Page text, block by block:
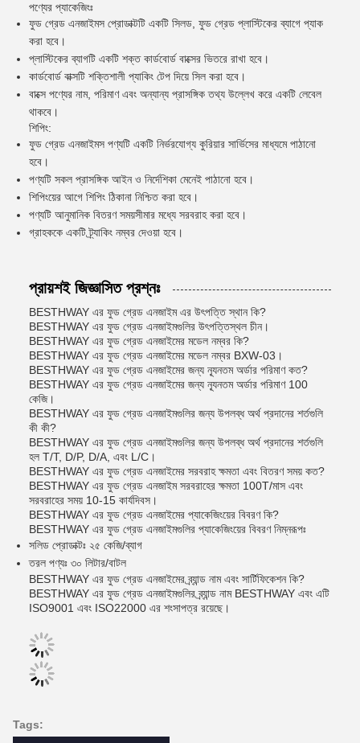
পণ্যের প্যাকেজিংঃ
ফুড গ্রেড এনজাইমস প্রোডাক্টটি একটি সিলড, ফুড গ্রেড প্লাস্টিকের ব্যাগে প্যাক
করা হবে।
প্লাস্টিকের ব্যাগটি একটি শক্ত কার্ডবোর্ড বাক্সের ভিতরে রাখা হবে।
কার্ডবোর্ড বাক্সটি শক্তিশালী প্যাকিং টেপ দিয়ে সিল করা হবে।
বাক্সে পণ্যের নাম, পরিমাণ এবং অন্যান্য প্রাসঙ্গিক তথ্য উল্লেখ করে একটি লেবেল
থাকবে।
শিপিং:
ফুড গ্রেড এনজাইমস পণ্যটি একটি নির্ভরযোগ্য কুরিয়ার সার্ভিসের মাধ্যমে পাঠানো
হবে।
পণ্যটি সকল প্রাসঙ্গিক আইন ও নির্দেশিকা মেনেই পাঠানো হবে।
শিপিংয়ের আগে শিপিং ঠিকানা নিশ্চিত করা হবে।
পণ্যটি আনুমানিক বিতরণ সময়সীমার মধ্যে সরবরাহ করা হবে।
গ্রাহককে একটি ট্র্যাকিং নম্বর দেওয়া হবে।
প্রায়শই জিজ্ঞাসিত প্রশ্নঃ
BESTHWAY এর ফুড গ্রেড এনজাইম এর উৎপত্তি স্থান কি?
BESTHWAY এর ফুড গ্রেড এনজাইমগুলির উৎপত্তিস্থল চীন।
BESTHWAY এর ফুড গ্রেড এনজাইমের মডেল নম্বর কি?
BESTHWAY এর ফুড গ্রেড এনজাইমের মডেল নম্বর BXW-03।
BESTHWAY এর ফুড গ্রেড এনজাইমের জন্য ন্যূনতম অর্ডার পরিমাণ কত?
BESTHWAY এর ফুড গ্রেড এনজাইমের জন্য ন্যূনতম অর্ডার পরিমাণ 100
কেজি।
BESTHWAY এর ফুড গ্রেড এনজাইমগুলির জন্য উপলব্ধ অর্থ প্রদানের শর্তগুলি
কী কী?
BESTHWAY এর ফুড গ্রেড এনজাইমগুলির জন্য উপলব্ধ অর্থ প্রদানের শর্তগুলি
হল T/T, D/P, D/A, এবং L/C।
BESTHWAY এর ফুড গ্রেড এনজাইমের সরবরাহ ক্ষমতা এবং বিতরণ সময় কত?
BESTHWAY এর ফুড গ্রেড এনজাইম সরবরাহের ক্ষমতা 100T/মাস এবং
সরবরাহের সময় 10-15 কার্যদিবস।
BESTHWAY এর ফুড গ্রেড এনজাইমের প্যাকেজিংয়ের বিবরণ কি?
BESTHWAY এর ফুড গ্রেড এনজাইমগুলির প্যাকেজিংয়ের বিবরণ নিম্নরূপঃ
সলিড প্রোডাক্টঃ ২৫ কেজি/ব্যাগ
তরল পণ্যঃ ৩০ লিটার/বাটল
BESTHWAY এর ফুড গ্রেড এনজাইমের ব্র্যান্ড নাম এবং সার্টিফিকেশন কি?
BESTHWAY এর ফুড গ্রেড এনজাইমগুলির ব্র্যান্ড নাম BESTHWAY এবং এটি
ISO9001 এবং ISO22000 এর শংসাপত্র রয়েছে।
Tags: